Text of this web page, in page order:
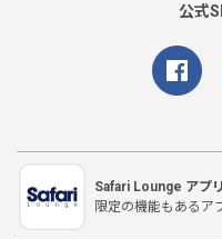
公式
Safari Lounge アプリ
限定の機能もあるア